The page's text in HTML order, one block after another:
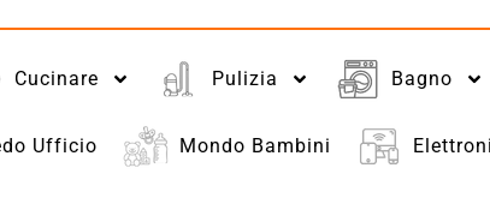
Cucinare Pulizia Bagno
Ufficio Mondo Bambini